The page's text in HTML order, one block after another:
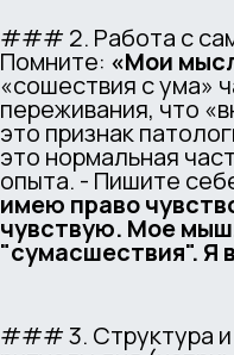
### 2. Работа с
Помните: «Мои
«сошествия с ума»
переживания, что
это признак
это нормальная
опыта. - Пишите
имею право
чувствую. Мое
"сумасшествия". Я
### 3. Структура